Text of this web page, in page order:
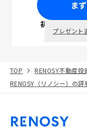
ま
初回面談で
プレゼント
TOP RENOSY不動産投
RENOSY（リノシー）の評